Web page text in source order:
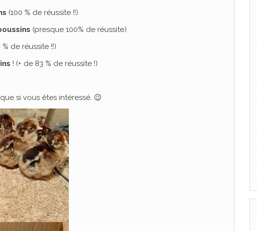
(100 % de réussite !!)
(presque 100% de réussite)
% de réussite !!)
! (+ de 83 % de réussite !)
si vous êtes intéressé. 😉